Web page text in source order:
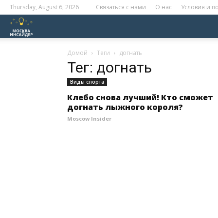
Thursday, August 6, 2026 Связаться с нами О нас Условия и
Домой Теги догнать
Тег: догнать
Виды спорта
Клебо снова лучший! Кто сможет
догнать лыжного короля?
Moscow Insider